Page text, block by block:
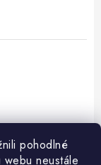
pohodlné
neustále